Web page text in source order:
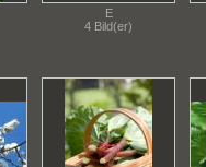
E
4 Bild(er)